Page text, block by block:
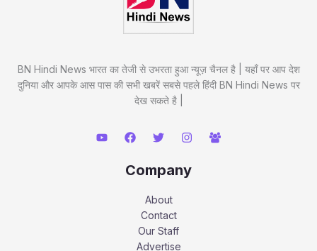
BN Hindi News भारत का तेजी से उभरता हुआ न्यूज़ चैनल है | यहाँ पर आप देश
दुनिया और आपके आस पास की सभी खबरें सबसे पहले हिंदी BN Hindi News पर
देख सकते है |
Company
About
Contact
Our Staff
Advertise